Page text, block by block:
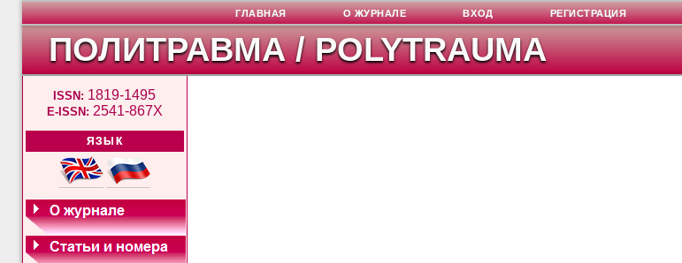
ПОЛИТРАВМА / POLYTRAUMA
ISSN: 1819-1495
E-ISSN: 2541-867X
ЯЗЫК
ГЛАВНАЯ О ЖУРНАЛЕ ВХОД РЕГИСТРАЦИЯ